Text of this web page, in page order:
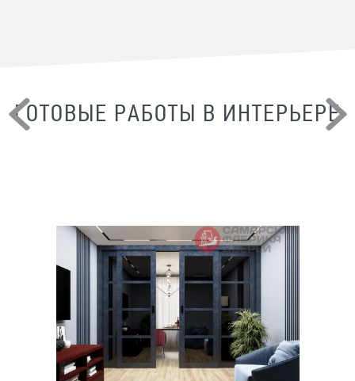
ГОТОВЫЕ РАБОТЫ В ИНТЕРЬЕРЕ